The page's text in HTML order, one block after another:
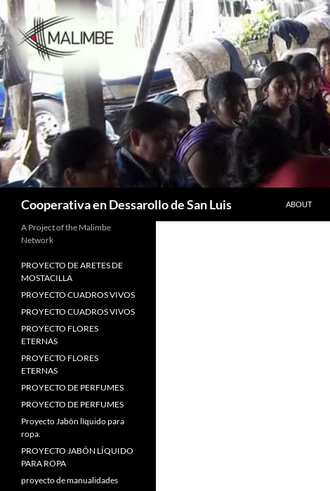
Skip
to
content
Cooperativa en Dessarollo de San Luis ABOUT
A Project of the Malimbe
Network
PROYECTO DE ARETES DE
MOSTACILLA
PROYECTO CUADROS VIVOS
PROYECTO CUADROS VIVOS
PROYECTO FLORES
ETERNAS
PROYECTO FLORES
ETERNAS
PROYECTO DE PERFUMES
PROYECTO DE PERFUMES
Proyecto Jabòn lìquido para
ropa.
PROYECTO JABÓN LÍQUIDO
PARA ROPA
proyecto de manualidades